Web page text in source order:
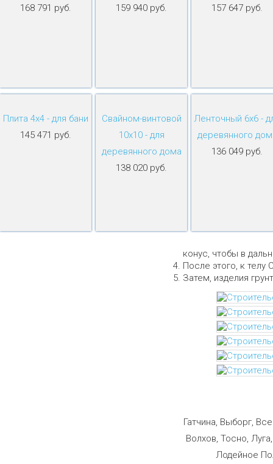
168 791 руб.
159 940 руб.
157 647 руб.
Плита 4х4 - для бани
145 471 руб.
Свайном-винтовой
10х10 - для
деревянного дома
138 020 руб.
Ленточный 6х6 -
деревянного
136 049 руб.
конус, чтобы в
После этого, к телу
Затем, изделия
Гатчина, Выборг,
Волхов, Тосно,
Лодейное